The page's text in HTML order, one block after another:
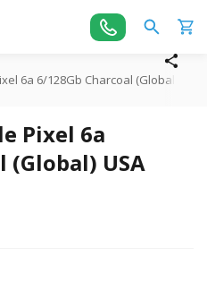
6a 6/128Gb Charcoal (Global) USA
Pixel 6a
(Global) USA